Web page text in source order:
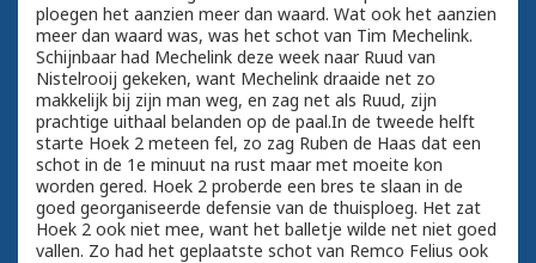
ploegen het aanzien meer dan waard. Wat ook het aanzien
meer dan waard was, was het schot van Tim Mechelink.
Schijnbaar had Mechelink deze week naar Ruud van
Nistelrooij gekeken, want Mechelink draaide net zo
makkelijk bij zijn man weg, en zag net als Ruud, zijn
prachtige uithaal belanden op de paal.In de tweede helft
starte Hoek 2 meteen fel, zo zag Ruben de Haas dat een
schot in de 1e minuut na rust maar met moeite kon
worden gered. Hoek 2 proberde een bres te slaan in de
goed georganiseerde defensie van de thuisploeg. Het zat
Hoek 2 ook niet mee, want het balletje wilde net niet goed
vallen. Zo had het geplaatste schot van Remco Felius ook